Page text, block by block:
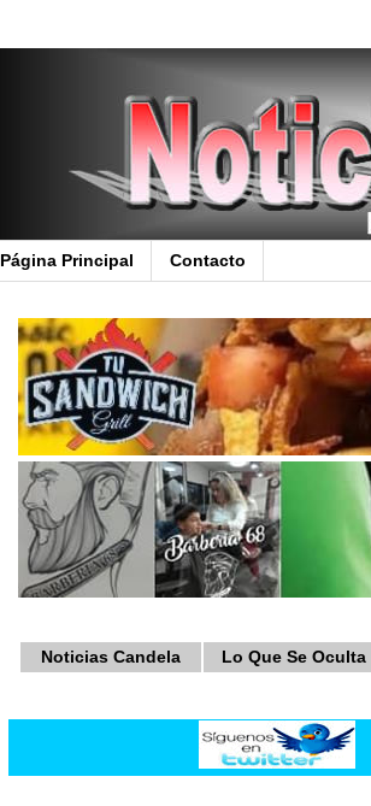
Página Principal Contacto
Noticias Candela Lo Que Se Oculta